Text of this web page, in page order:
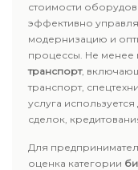
стоимости
эффективно
модернизацию и
процессы. Не менее
транспорт,
транспорт,
услуга
сделок,
Для
оценка категории